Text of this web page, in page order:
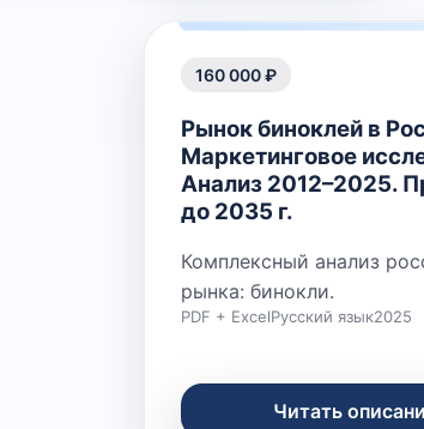
160 000 ₽
Рынок биноклей в
Маркетинговое
Анализ 2012–2025.
до 2035 г.
Комплексный анализ
рынка: бинокли.
PDF + ExcelРусский язык2025
Читать